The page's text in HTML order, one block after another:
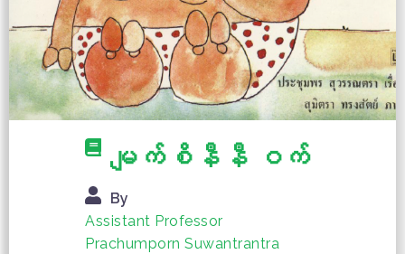
မျက်စိနီနီ ဝက်
By
Assistant Professor
Prachumporn Suwantrantra